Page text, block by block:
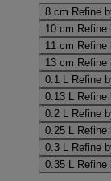
8 cm Refine
10 cm Refine
11 cm Refine
13 cm Refine
0.1 L
Refine
0.13 L
Refine
0.2 L
Refine
0.25 L
Refine
0.3 L
Refine
0.35 L
Refine